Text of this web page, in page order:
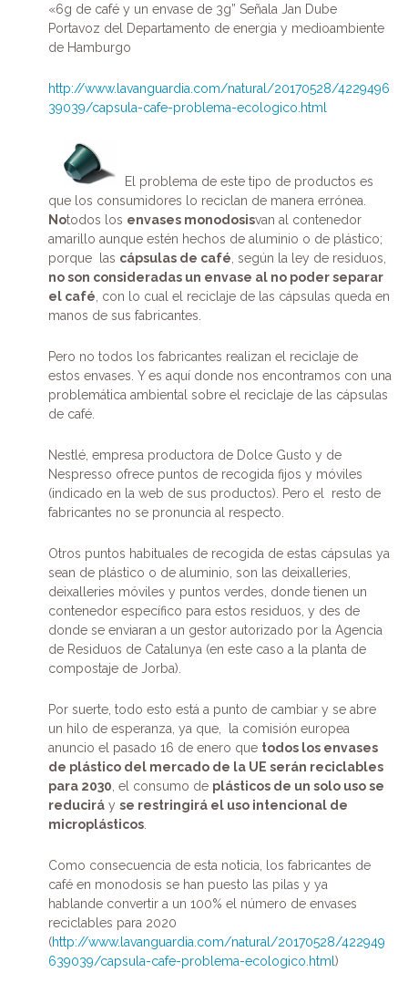
«6g de café y un envase de 3g” Señala Jan Dube
Portavoz del Departamento de energia y medioambiente
de Hamburgo
http://www.lavanguardia.com/natural/20170528/4229496
39039/capsula-cafe-problema-ecologico.html
El problema de este tipo de productos es
que los consumidores lo reciclan de manera errónea.
Notodos los envases monodosisvan al contenedor
amarillo aunque estén hechos de aluminio o de plástico;
porque las cápsulas de café, según la ley de residuos,
no son consideradas un envase al no poder separar
el café, con lo cual el reciclaje de las cápsulas queda en
manos de sus fabricantes.
Pero no todos los fabricantes realizan el reciclaje de
estos envases. Y es aquí donde nos encontramos con una
problemática ambiental sobre el reciclaje de las cápsulas
de café.
Nestlé, empresa productora de Dolce Gusto y de
Nespresso ofrece puntos de recogida fijos y móviles
(indicado en la web de sus productos). Pero el resto de
fabricantes no se pronuncia al respecto.
Otros puntos habituales de recogida de estas cápsulas ya
sean de plástico o de aluminio, son las deixalleries,
deixalleries móviles y puntos verdes, donde tienen un
contenedor específico para estos residuos, y des de
donde se enviaran a un gestor autorizado por la Agencia
de Residuos de Catalunya (en este caso a la planta de
compostaje de Jorba).
Por suerte, todo esto está a punto de cambiar y se abre
un hilo de esperanza, ya que, la comisión europea
anuncio el pasado 16 de enero que todos los envases
de plástico del mercado de la UE serán reciclables
para 2030, el consumo de plásticos de un solo uso se
reduciráy se restringirá el uso intencional de
microplásticos.
Como consecuencia de esta noticia, los fabricantes de
café en monodosis se han puesto las pilas y ya
hablande convertir a un 100% el número de envases
reciclables para 2020
(http://www.lavanguardia.com/natural/20170528/422949
639039/capsula-cafe-problema-ecologico.html)